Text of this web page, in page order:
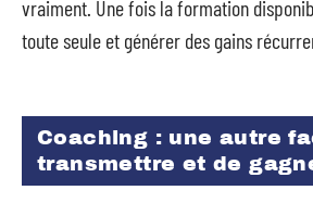
vraiment. Une fois la formation
toute seule et générer des gains
Coaching : une autre
transmettre et de